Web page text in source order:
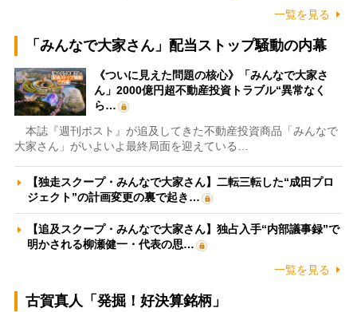
一覧を見る
「みんなで大家さん」配当ストップ騒動の内幕
《ついに見えた問題の核心》「みんなで大家さ
ん」2000億円超不動産投資トラブル“異常なく
ら…
本誌『週刊ポスト』が追及してきた不動産投資商品「みんなで
大家さん」がいよいよ最終局面を迎えている…
【独走スクープ・みんなで大家さん】二転三転した“成田プロ
ジェクト”の計画変更の裏で起き…
【追及スクープ・みんなで大家さん】独占入手“内部議事録”で
明かされる柳瀬健一・代表の思…
一覧を見る
古賀真人「発掘！好決算銘柄」